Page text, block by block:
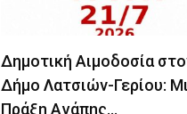
Δημοτική Αιμοδοσία
Δήμο Λατσιών-Γερίου:
Πράξη Αγάπης…